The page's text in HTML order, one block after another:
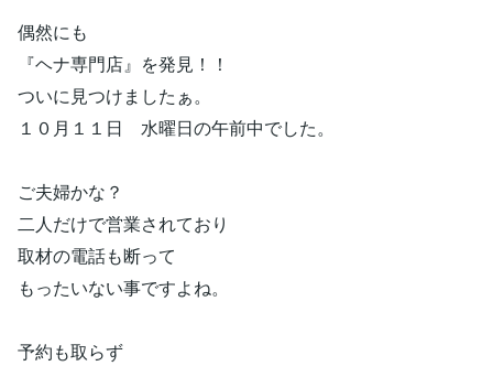
偶然にも
『ヘナ専門店』を発見！！
ついに見つけましたぁ。
１０月１１日 水曜日の午前中でした。
ご夫婦かな？
二人だけで営業されており
取材の電話も断って
もったいない事ですよね。
予約も取らず